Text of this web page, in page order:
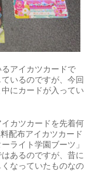
アイカツカードで
いるのですが、今回
にカードが入ってい
カツカードを先着何
配布アイカツカード
ライト学園ブーツ」
あるのですが、昔に
なっていたものなの